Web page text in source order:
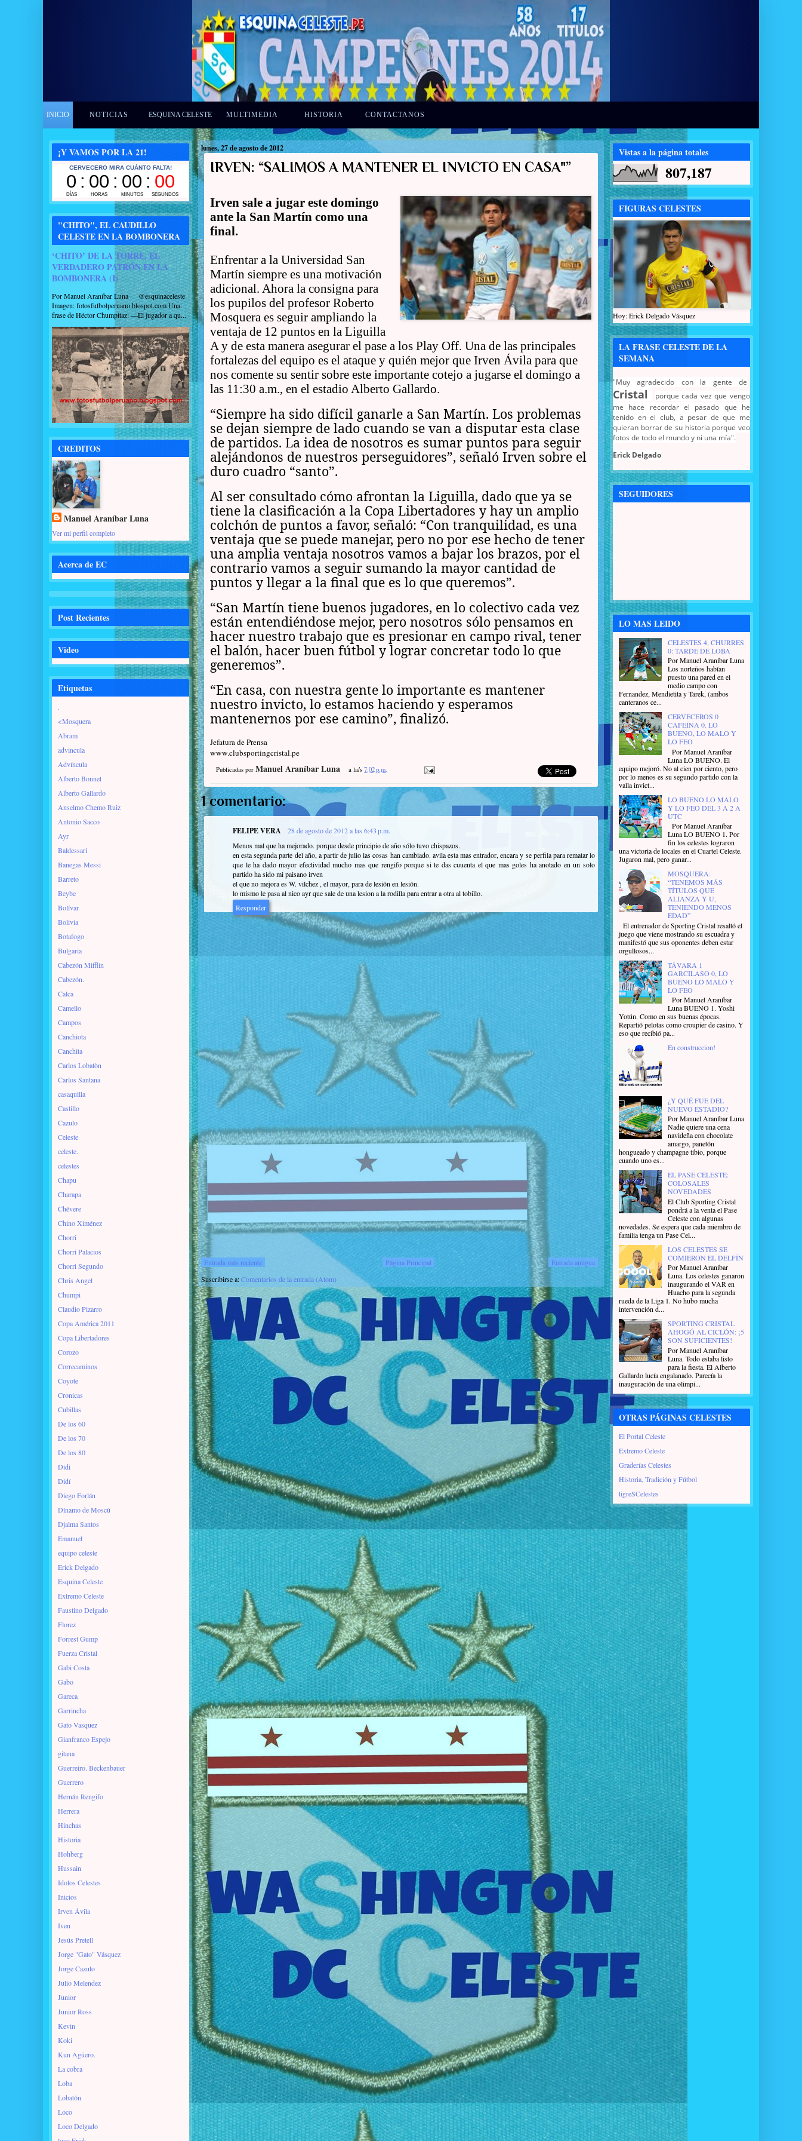
INICIO NOTICIAS ESQUINA CELESTE MULTIMEDIA HISTORIA CONTACTANOS
lunes, 27 de agosto de 2012
IRVEN: “SALIMOS A MANTENER EL INVICTO EN CASA"”
Irven sale a jugar este domingo
ante la San Martín como una
final.
Enfrentar a la Universidad San
Martín siempre es una motivación
adicional. Ahora la consigna para
los pupilos del profesor Roberto
Mosquera es seguir ampliando la
ventaja de 12 puntos en la Liguilla
A y de esta manera asegurar el pase a los Play Off. Una de las principales
fortalezas del equipo es el ataque y quién mejor que Irven Ávila para que
nos comente su sentir sobre este importante cotejo a jugarse el domingo a
las 11:30 a.m., en el estadio Alberto Gallardo.
“Siempre ha sido difícil ganarle a San Martín. Los problemas
se dejan siempre de lado cuando se van a disputar esta clase
de partidos. La idea de nosotros es sumar puntos para seguir
alejándonos de nuestros perseguidores”, señaló Irven sobre el
duro cuadro “santo”.
Al ser consultado cómo afrontan la Liguilla, dado que ya se
tiene la clasificación a la Copa Libertadores y hay un amplio
colchón de puntos a favor, señaló: “Con tranquilidad, es una
ventaja que se puede manejar, pero no por ese hecho de tener
una amplia ventaja nosotros vamos a bajar los brazos, por el
contrario vamos a seguir sumando la mayor cantidad de
puntos y llegar a la final que es lo que queremos”.
“San Martín tiene buenos jugadores, en lo colectivo cada vez
están entendiéndose mejor, pero nosotros sólo pensamos en
hacer nuestro trabajo que es presionar en campo rival, tener
el balón, hacer buen fútbol y lograr concretar todo lo que
generemos”.
“En casa, con nuestra gente lo importante es mantener
nuestro invicto, lo estamos haciendo y esperamos
mantenernos por ese camino”, finalizó.
Jefatura de Prensa
www.clubsportingcristal.pe
Publicadas por Manuel Araníbar Luna a la/s 7:02 p.m.
1 comentario:
FELIPE VERA
28 de agosto de 2012 a las 6:43 p.m.
Menos mal que ha mejorado. porque desde principio de año sólo tuvo chispazos.
en esta segunda parte del año, a partir de julio las cosas han cambiado. avila esta mas entrador, encara y se perfila para rematar lo
que le ha dado mayor efectividad mucho mas que rengifo porque si te das cuuenta el que mas goles ha anotado en un solo
partido ha sido mi paisano irven
el que no mejora es W. vilchez , el mayor, para de lesión en lesión.
lo mismo le pasa al nico ayr que sale de una lesion a la rodilla para entrar a otra al tobillo.
Responder
Entrada más reciente Entrada antigua
Página Principal
Suscribirse a:Comentarios de la entrada (Atom)
¡Y VAMOS POR LA 21!
"CHITO", EL CAUDILLO
CELESTE EN LA BOMBONERA
‘CHITO’ DE LA TORRE, EL
VERDADERO PATRÓN EN LA
BOMBONERA (I)
Por Manuel Araníbar Luna @esquinaceleste
Imagen: fotosfutbolperuano.blospot.com Una
frase de Héctor Chumpitaz: —El jugador a qu...
CREDITOS
Manuel Araníbar Luna
Ver mi perfil completo
Acerca de EC
Post Recientes
Video
Etiquetas
.
<Mosquera
Abram
advincula
Advíncula
Alberto Bonnet
Alberto Gallardo
Anselmo Chemo Ruiz
Antonio Sacco
Ayr
Baldessari
Banegas Messi
Barreto
Beybe
Bolívar.
Bolivia
Botafogo
Bulgaria
Cabezón Mifflin
Cabezón.
Calca
Camello
Campos
Canchiota
Canchita
Carlos Lobatòn
Carlos Santana
casaquilla
Castillo
Cazulo
Celeste
celeste.
celestes
Chapu
Charapa
Chévere
Chino Ximénez
Chorri
Chorri Palacios
Chorri Segundo
Chris Angel
Chumpi
Claudio Pizarro
Copa América 2011
Copa Libertadores
Corozo
Correcaminos
Coyote
Cronicas
Cubillas
De los 60
De los 70
De los 80
Didi
Didí
Diego Forlán
Dínamo de Moscú
Djalma Santos
Emanuel
equipo celeste
Erick Delgado
Esquina Celeste
Extremo Celeste
Faustino Delgado
Florez
Forrest Gump
Fuerza Cristal
Gabi Costa
Gabo
Gareca
Garrincha
Gato Vasquez
Gianfranco Espejo
gitana
Guerreiro. Beckenbauer
Guerrero
Hernán Rengifo
Herrera
Hinchas
Historia
Hohberg
Hussain
Idolos Celestes
Inicios
Irven Ávila
Iven
Jesús Pretell
Jorge "Gato" Vásquez
Jorge Cazulo
Julio Melendez
Junior
Junior Ross
Kevin
Koki
Kun Agüero.
La cobra
Loba
Lobatón
Loco
Loco Delgado
Vistas a la página totales
807,187
FIGURAS CELESTES
Hoy: Erick Delgado Vásquez
LA FRASE CELESTE DE LA
SEMANA
"Muy agradecido con la gente de
Cristal
porque cada vez que vengo
me hace recordar el pasado que he
tenido en el club, a pesar de que me
quieran borrar de su historia porque veo
fotos de todo el mundo y ni una mía".
Erick Delgado
SEGUIDORES
LO MAS LEIDO
CELESTES 4, CHURRES
0: TARDE DE LOBA
Por Manuel Araníbar Luna
Los norteños habían
puesto una pared en el
medio campo con
Fernandez, Mendietita y Tarek, (ambos
canteranos ce...
CERVECEROS 0
CAFEÍNA 0. LO
BUENO, LO MALO Y
LO FEO
Por Manuel Araníbar
Luna LO BUENO. El
equipo mejoró. No al cien por ciento, pero
por lo menos es su segundo partido con la
valla invict...
LO BUENO LO MALO
Y LO FEO DEL 3 A 2 A
UTC
Por Manuel Araníbar
Luna LO BUENO 1. Por
fin los celestes lograron
una victoria de locales en el Cuartel Celeste.
Jugaron mal, pero ganar...
MOSQUERA:
“TENEMOS MÁS
TÍTULOS QUE
ALIANZA Y U,
TENIENDO MENOS
EDAD”
El entrenador de Sporting Cristal resaltó el
juego que viene mostrando su escuadra y
manifestó que sus oponentes deben estar
orgullosos...
TÁVARA 1
GARCILASO 0, LO
BUENO LO MALO Y
LO FEO
Por Manuel Araníbar
Luna BUENO 1. Yoshi
Yotún. Como en sus buenas épocas.
Repartió pelotas como croupier de casino. Y
eso que recibió pa...
En construccion!
¿Y QUÉ FUE DEL
NUEVO ESTADIO?
Por Manuel Araníbar Luna
Nadie quiere una cena
navideña con chocolate
amargo, panetón
hongueado y champagne tibio, porque
cuando uno es...
EL PASE CELESTE:
COLOSALES
NOVEDADES
El Club Sporting Cristal
pondrá a la venta el Pase
Celeste con algunas
novedades. Se espera que cada miembro de
familia tenga un Pase Cel...
LOS CELESTES SE
COMIERON EL DELFÍN
Por Manuel Araníbar
Luna. Los celestes ganaron
inaugurando el VAR en
Huacho para la segunda
rueda de la Liga 1. No hubo mucha
intervención d...
SPORTING CRISTAL
AHOGÓ AL CICLÓN: ¡5
SON SUFICIENTES!
Por Manuel Araníbar
Luna. Todo estaba listo
para la fiesta. El Alberto
Gallardo lucía engalanado. Parecía la
inauguración de una olimpi...
OTRAS PÁGINAS CELESTES
El Portal Celeste
Extremo Celeste
Graderías Celestes
Historia, Tradición y Fútbol
tigreSCelestes